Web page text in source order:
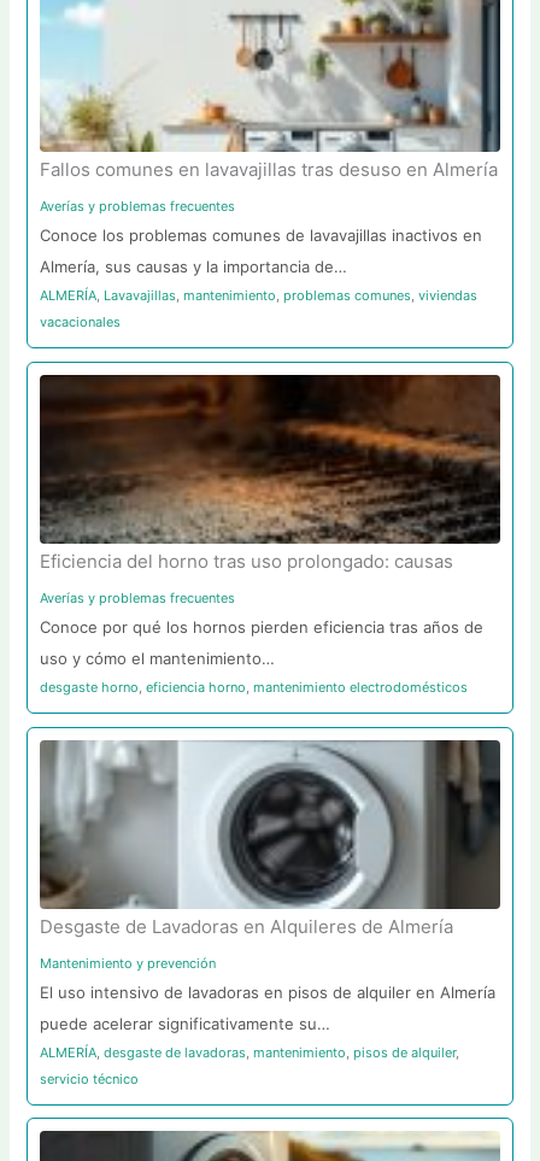
Fallos comunes en lavavajillas tras desuso en Almería
Averías y problemas frecuentes
Conoce los problemas comunes de lavavajillas inactivos en
Almería, sus causas y la importancia de…
ALMERÍA Lavavajillas ,mantenimiento ,problemas comunes ,viviendas
vacacionales
Eficiencia del horno tras uso prolongado: causas
Averías y problemas frecuentes
Conoce por qué los hornos pierden eficiencia tras años de
uso y cómo el mantenimiento…
desgaste horno ,eficiencia horno ,mantenimiento electrodomésticos
Desgaste de Lavadoras en Alquileres de Almería
Mantenimiento y prevención
El uso intensivo de lavadoras en pisos de alquiler en Almería
puede acelerar significativamente su…
ALMERÍA ,desgaste de lavadoras ,mantenimiento ,pisos de alquiler,
servicio técnico